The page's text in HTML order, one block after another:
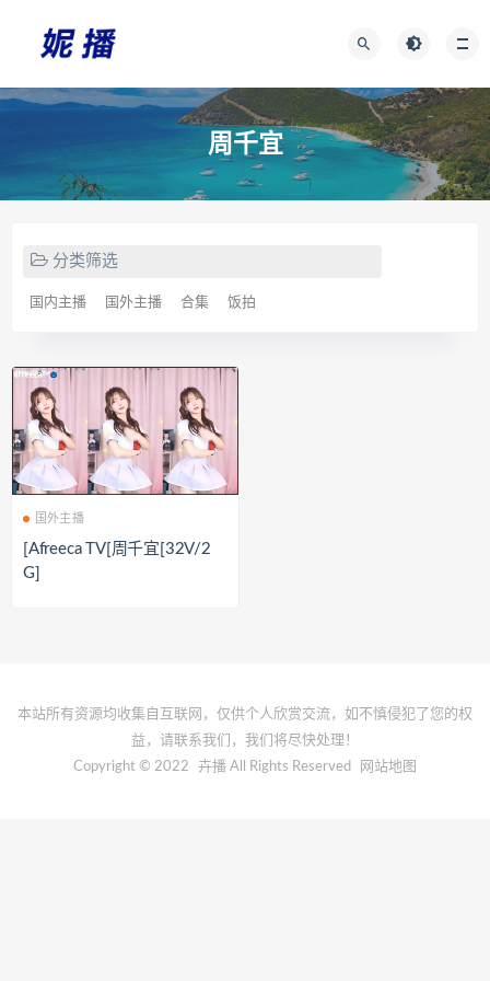
周千宜
分类筛选
国内主播 国外主播 合集 饭拍
国外主播
[Afreeca TV[周千宜[32V/2
G]
本站所有资源均收集自互联网，仅供个人欣赏交流，如不慎侵犯了您的权
益，请联系我们，我们将尽快处理！
Copyright © 2022
卉播 All Rights Reserved 网站地图